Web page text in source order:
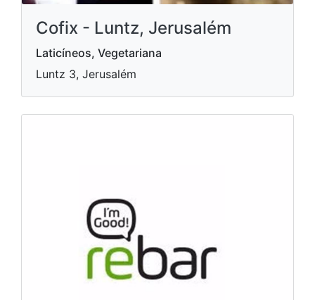
Cofix - Luntz, Jerusalém
Laticíneos, Vegetariana
Luntz 3, Jerusalém